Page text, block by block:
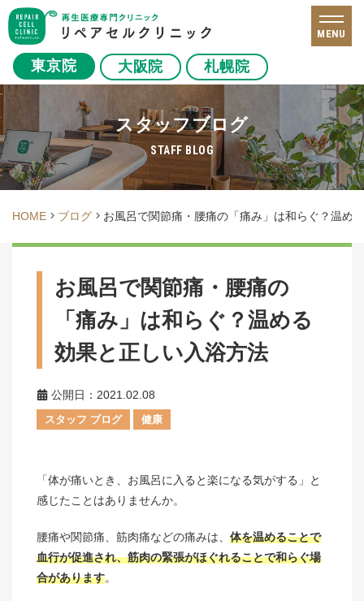
東京院 大阪院 札幌院
MENU
スタッフブログ
STAFF BLOG
HOME ブログ お風呂で関節痛・腰痛の「痛み」は和らぐ？温め
お風呂で関節痛・腰痛の
「痛み」は和らぐ？温める
効果と正しい入浴方法
公開日：2021.02.08
スタッフ ブログ 健康
「体が痛いとき、お風呂に入ると楽になる気がする」と
感じたことはありませんか。
腰痛や関節痛、筋肉痛などの痛みは、 体を温めることで
血行が促進され、筋肉の緊張がほぐれることで和らぐ場
合があります。